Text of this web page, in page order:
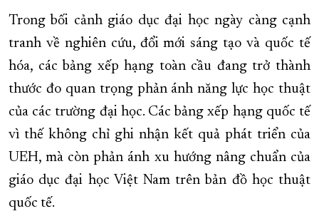
Trong bối cảnh giáo dục đại học ngày càng cạnh
tranh về nghiên cứu, đổi mới sáng tạo và quốc tế
hóa, các bảng xếp hạng toàn cầu đang trở thành
thước đo quan trọng phản ánh năng lực học thuật
của các trường đại học. Các bảng xếp hạng quốc tế
vì thế không chỉ ghi nhận kết quả phát triển của
UEH, mà còn phản ánh xu hướng nâng chuẩn của
giáo dục đại học Việt Nam trên bản đồ học thuật
quốc tế.